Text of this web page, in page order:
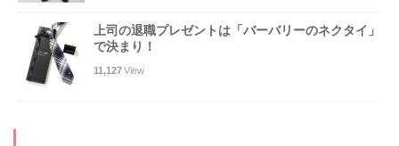
上司の退職プレゼントは「バーバリーのネクタイ」
で決まり！
11,127View